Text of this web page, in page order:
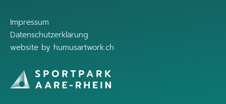
Impressum
Datenschutzerklärung
website by humusartwork.ch